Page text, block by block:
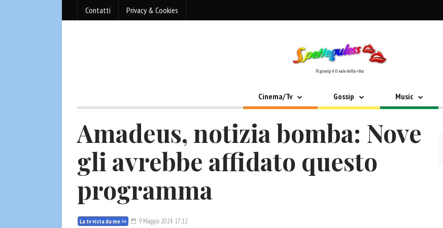
Contatti Privacy & Cookies
Cinema/Tv Gossip Music
Amadeus, notizia bomba: Nove
gli avrebbe affidato questo
programma
La tv vista da me >> 9 Maggio 2024 17:12